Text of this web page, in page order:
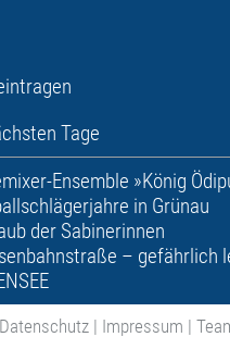
Tage
Ensemble »König
in Grünau
der Sabinerinnen
– gefährlich
Datenschutz | Impressum |